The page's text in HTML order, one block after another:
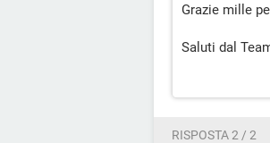
Grazie mille
Saluti dal
RISPOSTA 2 / 2